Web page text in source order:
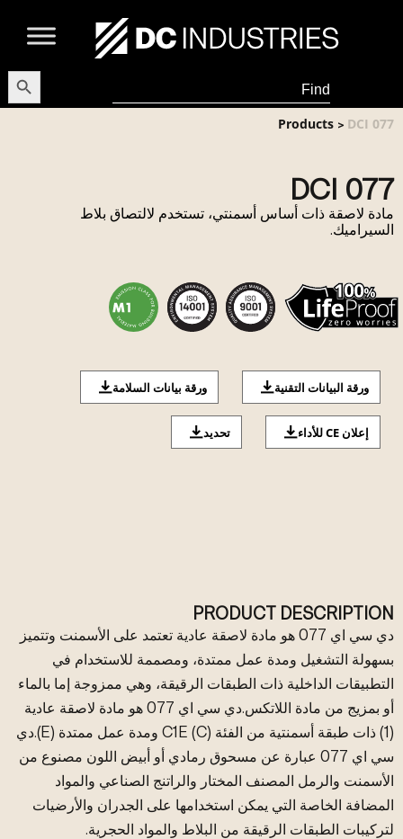
Search
for:
Button
Products >DCI 077
DCI 077
مادة لاصقة ذات أساس أسمنتي، تستخدم لالتصاق بلاط
السيراميك.
ورقة البيانات التقنية ورقة بيانات السلامة
إعلان CE للأداء تحديد
PRODUCT DESCRIPTION
دي سي اي 077 هو مادة لاصقة عادية تعتمد على الأسمنت وتتميز
بسهولة التشغيل ومدة عمل ممتدة، ومصممة للاستخدام في
التطبيقات الداخلية ذات الطبقات الرقيقة، وهي ممزوجة إما بالماء
أو بمزيج من مادة اللاتكس.دي سي اي 077 هو مادة لاصقة عادية
(1) ذات طبقة أسمنتية من الفئة C1E (C) ومدة عمل ممتدة (E).دي
سي اي 077 عبارة عن مسحوق رمادي أو أبيض اللون مصنوع من
الأسمنت والرمل المصنف المختار والراتنج الصناعي والمواد
المضافة الخاصة التي يمكن استخدامها على الجدران والأرضيات
لتركيبات الطبقات الرقيقة من البلاط والمواد الحجرية.